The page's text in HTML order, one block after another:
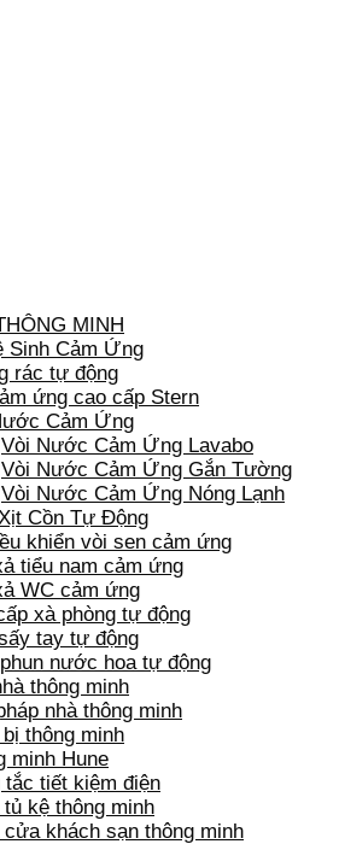
MINH
Sinh Cảm Ứng
rác tự động
ứng cao cấp Stern
Cảm Ứng
Vòi Nước Cảm Ứng Lavabo
Vòi Nước Cảm Ứng Gắn Tường
Vòi Nước Cảm Ứng Nóng Lạnh
Cồn Tự Động
khiển vòi sen cảm ứng
tiểu nam cảm ứng
WC cảm ứng
xà phòng tự động
tay tự động
nước hoa tự động
thông minh
nhà thông minh
thông minh
minh Hune
tắc tiết kiệm điện
tủ kệ thông minh
cửa khách sạn thông minh